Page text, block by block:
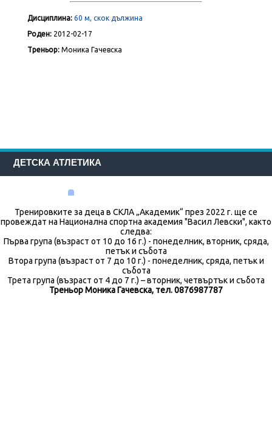
Дисциплина: 60 м, скок дължина
Роден: 2012-02-17
Треньор: Моника Гачевска
ДЕТСКА АТЛЕТИКА
Тренировките за деца в СКЛА „Академик“ през 2022 г. ще се
провеждат на Национална спортна академия "Васил Левски", както
следва:
Първа група (възраст от 10 до 16 г.) - понеделник, вторник, сряда,
петък и събота
Втора група (възраст от 7 до 10 г.) - понеделник, сряда, петък и
събота
Трета група (възраст от 4 до 7 г.) – вторник, четвъртък и събота
Треньор Моника Гачевска, тел. 0876987787